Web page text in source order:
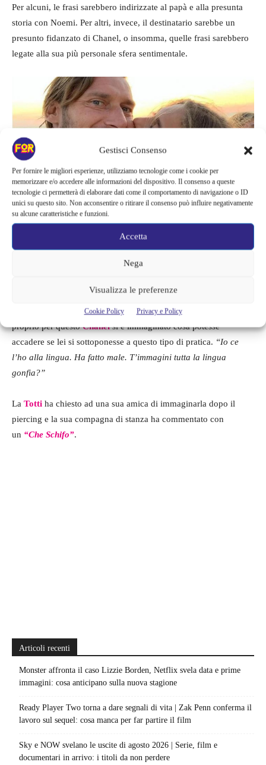
Gestisci Consenso
Per fornire le migliori esperienze, utilizziamo tecnologie come i cookie per
memorizzare e/o accedere alle informazioni del dispositivo. Il consenso a queste
tecnologie ci permetterà di elaborare dati come il comportamento di navigazione o ID
unici su questo sito. Non acconsentire o ritirare il consenso può influire negativamente
su alcune caratteristiche e funzioni.
Accetta
Nega
Visualizza le preferenze
Cookie Policy Privacy e Policy
Per alcuni, le frasi sarebbero indirizzate al papà e alla presunta
storia con Noemi. Per altri, invece, il destinatario sarebbe un
presunto fidanzato di Chanel, o insomma, quelle frasi sarebbero
legate alla sua più personale sfera sentimentale.
Ovviamente nessuno può saperlo e queste sono solo
supposizioni dei fan più attenti. Negli ultimi giorni, però, Chanel
è stata molto chiara e durante una sua diretta ha parlato di una
“schifo”
Confrontandosi con un suo followers, questo ha rivelato di avere
piercing sulla lingua. Egli racconta di sentito del male e
proprio per questoChanelsi è immaginato cosa potesse
accadere se lei si sottoponesse a questo tipo di pratica. “Io ce
l’ho alla lingua. Ha fatto male. T’immagini tutta la lingua
gonfia?”
La Totti ha chiesto ad una sua amica di immaginarla dopo il
piercing e la sua compagna di stanza ha commentato con
un “Che Schifo”.
Articoli recenti
Monster affronta il caso Lizzie Borden, Netflix svela data e prime
immagini: cosa anticipano sulla nuova stagione
Ready Player Two torna a dare segnali di vita | Zak Penn conferma il
lavoro sul sequel: cosa manca per far partire il film
Sky e NOW svelano le uscite di agosto 2026 | Serie, film e
documentari in arrivo: i titoli da non perdere